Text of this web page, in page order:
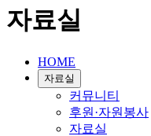
자료실
HOME
자료실
커뮤니티
후원·자원봉사
자료실